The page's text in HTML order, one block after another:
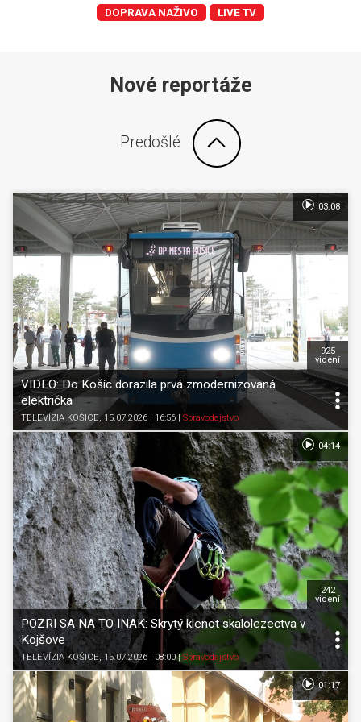
DOPRAVA NAŽIVO LIVE TV
Nové reportáže
Predošlé
VIDEO: Do Košíc dorazila prvá zmodernizovaná
električka
TELEVÍZIA KOŠICE, 15.07.2026 | 16:56 Spravodajstvo
925
videní
03:08
POZRI SA NA TO INAK: Skrytý klenot skalolezectva v
Kojšove
TELEVÍZIA KOŠICE, 15.07.2026 | 08:00| Spravodajstvo
242
videní
04:14
01:17